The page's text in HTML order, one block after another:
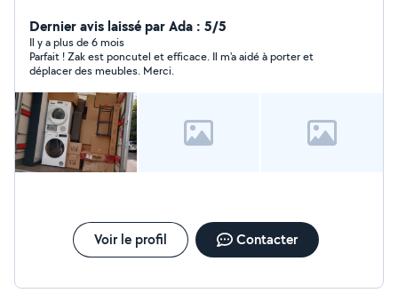
n'hésitez pas à me contacter. Tél : 06-22-06-88-42
Cordialement
Dernier avis laissé par Ada : 5/5
Il y a plus de 6 mois
Parfait ! Zak est poncutel et efficace. Il m'a aidé à porter et
déplacer des meubles. Merci.
Voir le profil Contacter